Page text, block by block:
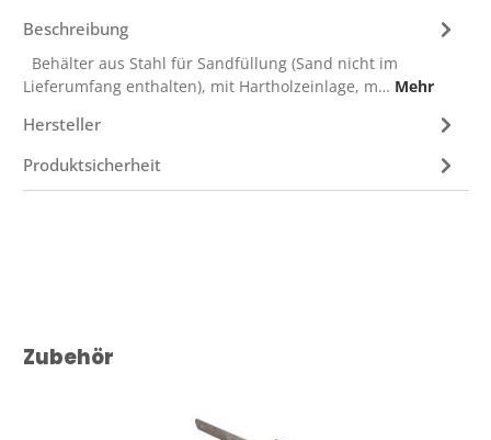
Beschreibung
Behälter aus Stahl für Sandfüllung (Sand nicht im
Lieferumfang enthalten), mit Hartholzeinlage, m… Mehr
Hersteller
Produktsicherheit
Produktgalerie überspringen
Zubehör